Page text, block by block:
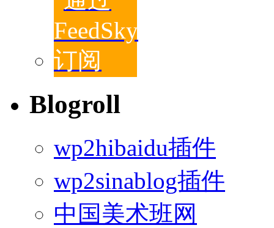
Blogroll
wp2hibaidu插件
wp2sinablog插件
中国美术班网